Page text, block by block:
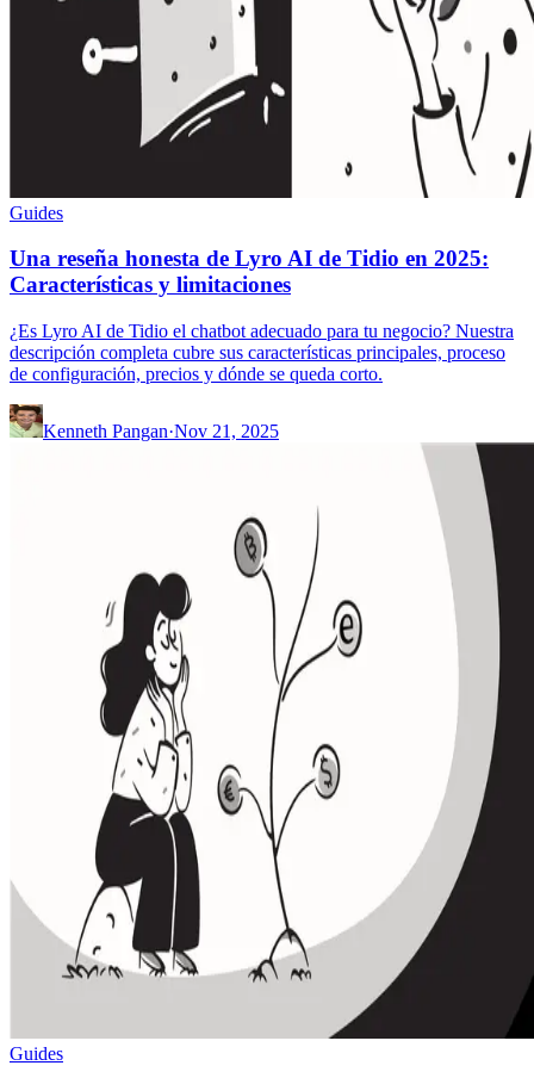
Guides
Una reseña honesta de Lyro AI de Tidio en 2025:
Características y limitaciones
¿Es Lyro AI de Tidio el chatbot adecuado para tu negocio? Nuestra
descripción completa cubre sus características principales, proceso
de configuración, precios y dónde se queda corto.
Kenneth Pangan·Nov 21, 2025
Guides